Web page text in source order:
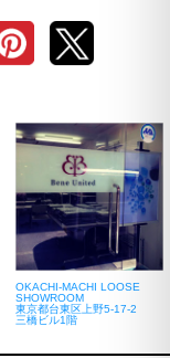
OKACHI-MACHI LOOSE
SHOWROOM
東京都台東区上野5-17-2
三橋ビル1階